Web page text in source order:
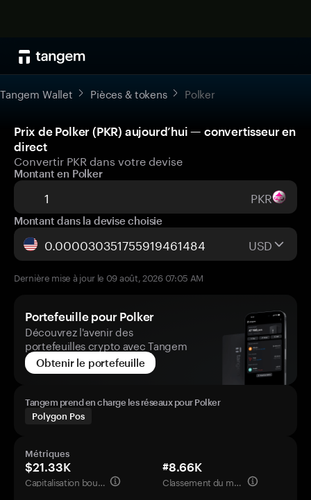
Tangem Wallet Pièces & tokens Polker
Prix de Polker (PKR) aujourd’hui — convertisseur en
direct
Convertir PKR dans votre devise
Montant en Polker
PKR
Montant dans la devise choisie
USD
Dernière mise à jour le 09 août, 2026 07:05 AM
Portefeuille pour Polker
Découvrez l'avenir des
portefeuilles crypto avec Tangem
Obtenir le portefeuille
Tangem prend en charge les réseaux pour Polker
Polygon Pos
Métriques
$21.33K
Capitalisation boursière
#8.66K
Classement du marché